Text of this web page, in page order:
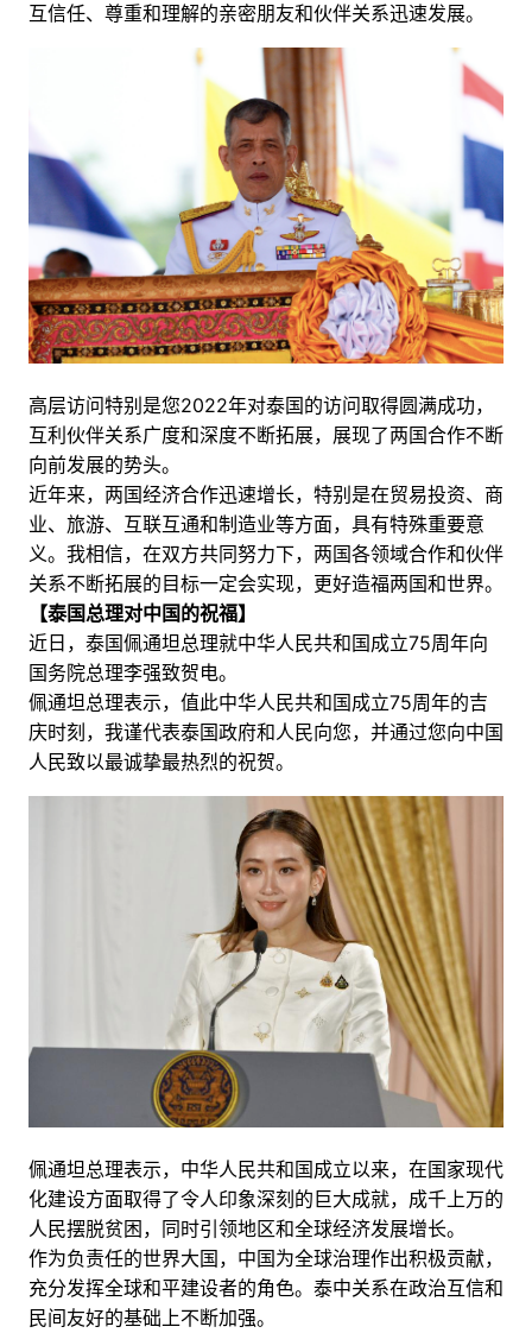
互信任、尊重和理解的亲密朋友和伙伴关系迅速发展。
高层访问特别是您2022年对泰国的访问取得圆满成功，
互利伙伴关系广度和深度不断拓展，展现了两国合作不断
向前发展的势头。
近年来，两国经济合作迅速增长，特别是在贸易投资、商
业、旅游、互联互通和制造业等方面，具有特殊重要意
义。我相信，在双方共同努力下，两国各领域合作和伙伴
关系不断拓展的目标一定会实现，更好造福两国和世界。
【泰国总理对中国的祝福】
近日，泰国佩通坦总理就中华人民共和国成立75周年向
国务院总理李强致贺电。
佩通坦总理表示，值此中华人民共和国成立75周年的吉
庆时刻，我谨代表泰国政府和人民向您，并通过您向中国
人民致以最诚挚最热烈的祝贺。
佩通坦总理表示，中华人民共和国成立以来，在国家现代
化建设方面取得了令人印象深刻的巨大成就，成千上万的
人民摆脱贫困，同时引领地区和全球经济发展增长。
作为负责任的世界大国，中国为全球治理作出积极贡献，
充分发挥全球和平建设者的角色。泰中关系在政治互信和
民间友好的基础上不断加强。